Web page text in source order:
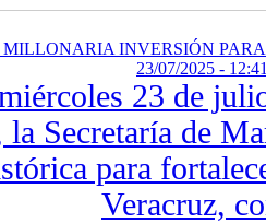
INVERSIÓN
23/07/2025 -
23 de
Secretaría de
para
Veracruz,